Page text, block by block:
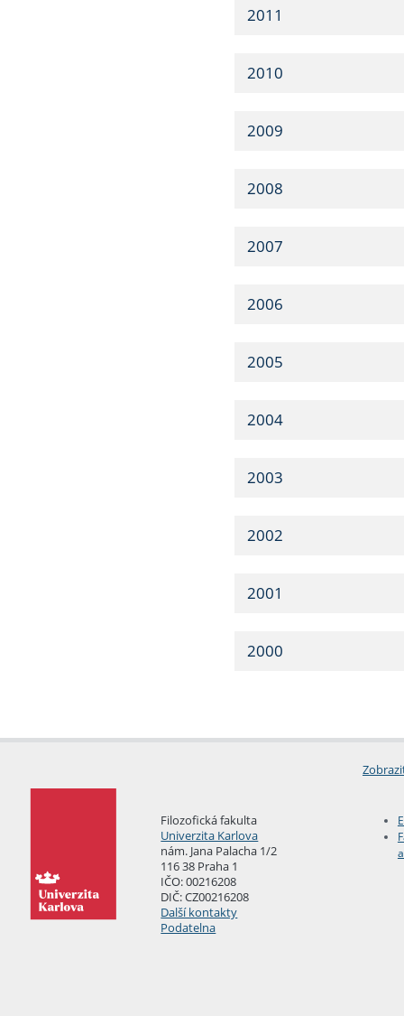
2011
2010
2009
2008
2007
2006
2005
2004
2003
2002
2001
2000
Filozofická fakulta
Univerzita Karlova
nám. Jana Palacha 1/2
116 38 Praha 1
IČO: 00216208
DIČ: CZ00216208
Další kontakty
Podatelna